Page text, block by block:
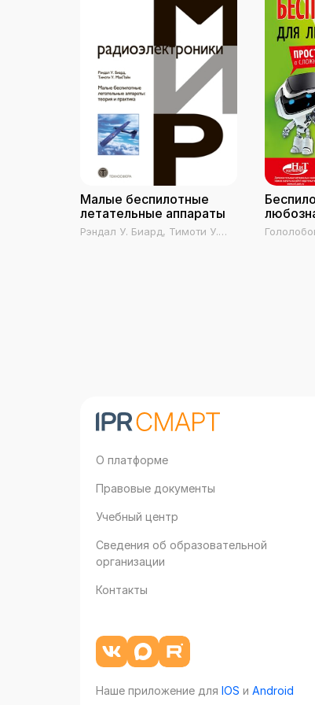
Малые беспилотные
летательные аппараты
Рэндал У. Биард, Тимоти У.
О платформе
Правовые документы
Учебный центр
Сведения об образовательной
организации
Контакты
Наше приложение для IOS и Android